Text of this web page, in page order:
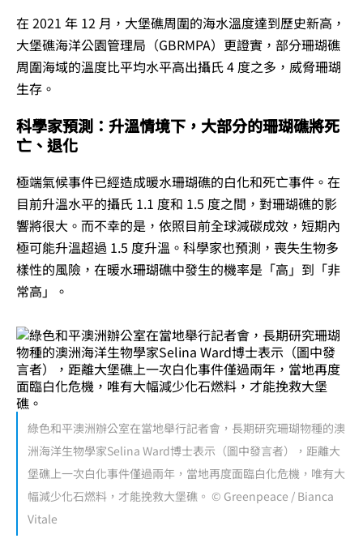
在 2021 年 12 月，大堡礁周圍的海水溫度達到歷史新高，
大堡礁海洋公園管理局（GBRMPA）更證實，部分珊瑚礁
周圍海域的溫度比平均水平高出攝氏 4 度之多，威脅珊瑚
生存。
科學家預測：升溫情境下，大部分的珊瑚礁將死
亡、退化
極端氣候事件已經造成暖水珊瑚礁的白化和死亡事件。在
目前升溫水平的攝氏 1.1 度和 1.5 度之間，對珊瑚礁的影
響將很大。而不幸的是，依照目前全球減碳成效，短期內
極可能升溫超過 1.5 度升溫。科學家也預測，喪失生物多
樣性的風險，在暖水珊瑚礁中發生的機率是「高」到「非
常高」。
綠色和平澳洲辦公室在當地舉行記者會，長期研究珊瑚物種的澳
洲海洋生物學家Selina Ward博士表示（圖中發言者），距離大
堡礁上一次白化事件僅過兩年，當地再度面臨白化危機，唯有大
幅減少化石燃料，才能挽救大堡礁。 © Greenpeace / Bianca
Vitale